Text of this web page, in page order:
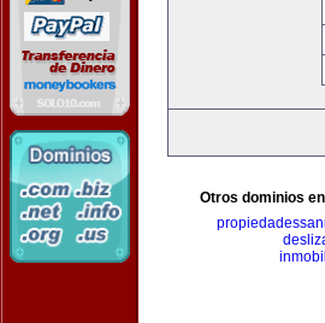
Otros dominios